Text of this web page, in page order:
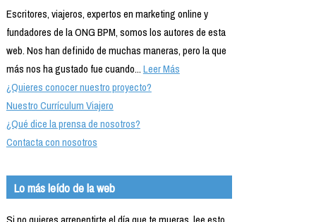
Escritores, viajeros, expertos en marketing online y
fundadores de la ONG BPM, somos los autores de esta
web. Nos han definido de muchas maneras, pero la que
más nos ha gustado fue cuando...Leer Más
¿Quieres conocer nuestro proyecto?
Nuestro Currículum Viajero
¿Qué dice la prensa de nosotros?
Contacta con nosotros
Lo más leído de la web